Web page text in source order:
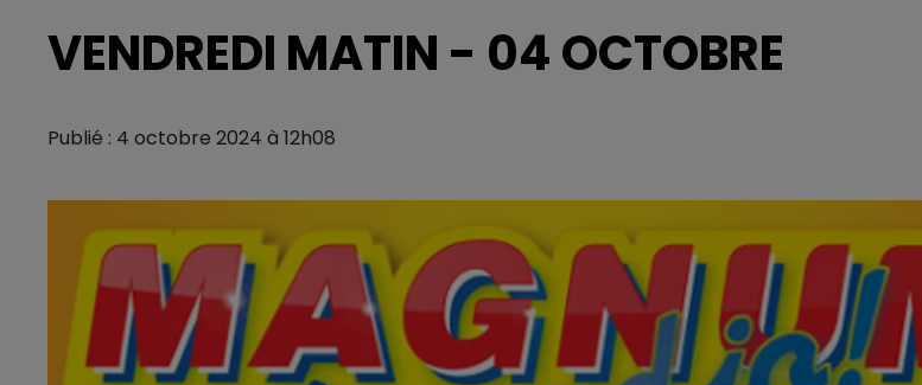
VENDREDI MATIN - 04 OCTOBRE
Publié : 4 octobre 2024 à 12h08